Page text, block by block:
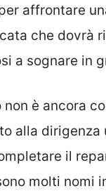
affrontare
che dovrà
a sognare in
è ancora
alla dirigenza
il
molti nomi